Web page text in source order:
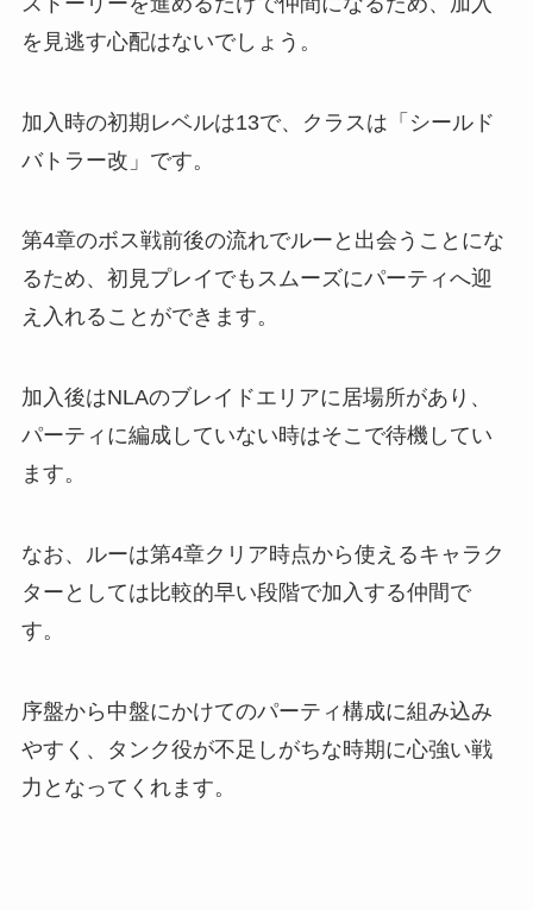
を見逃す心配はないでしょう。
加入時の初期レベルは13で、クラスは「シールド
バトラー改」です。
第4章のボス戦前後の流れでルーと出会うことにな
るため、初見プレイでもスムーズにパーティへ迎
え入れることができます。
加入後はNLAのブレイドエリアに居場所があり、
パーティに編成していない時はそこで待機してい
ます。
なお、ルーは第4章クリア時点から使えるキャラク
ターとしては比較的早い段階で加入する仲間で
す。
序盤から中盤にかけてのパーティ構成に組み込み
やすく、タンク役が不足しがちな時期に心強い戦
力となってくれます。